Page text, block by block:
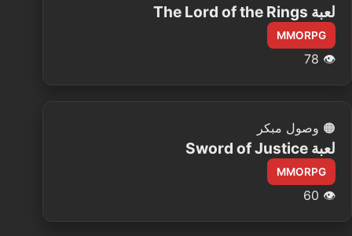
لعبة The Lord of the Rings
MMORPG
👁️
78
🟠 وصول مبكر
لعبة Sword of Justice
MMORPG
👁️
60